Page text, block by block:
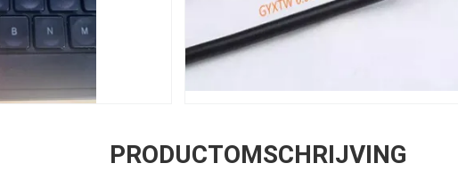
PRODUCTOMSCHRIJVING